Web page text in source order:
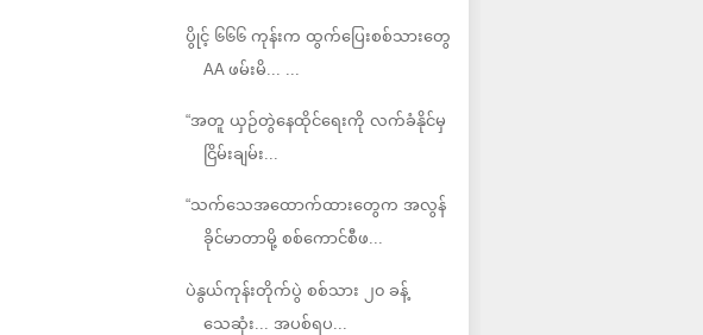
ပွိုင့် ၆၆၆ ကုန်းက ထွက်ပြေးစစ်သားတွေ
AA ဖမ်းမိ... ...
“အတူ ယှဉ်တွဲနေထိုင်ရေးကို လက်ခံနိုင်မှ
ငြိမ်းချမ်း...
“သက်သေအထောက်ထားတွေက အလွန်
ခိုင်မာတာမို့ စစ်ကောင်စီဖ...
ပဲနွယ်ကုန်းတိုက်ပွဲ စစ်သား ၂၀ ခန့်
သေဆုံး... အပစ်ရပ...